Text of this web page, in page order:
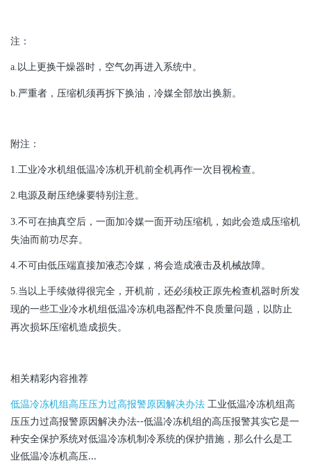
注：
a. 以上更换干燥器时，空气勿再进入系统中。
b. 严重者，压缩机须再拆下换油，冷媒全部放出换新。
附注：
1.工业冷水机组低温冷冻机开机前全机再作一次目视检查。
2.电源及耐压绝缘要特别注意。
3. 不可在抽真空后，一面加冷媒一面开动压缩机，如此会造成压缩机
失油而前功尽弃。
4. 不可由低压端直接加液态冷媒，将会造成液击及机械故障。
5. 当以上手续做得很完全，开机前，还必须校正原先检查机器时所发
现的一些工业冷水机组低温冷冻机电器配件不良质量问题，以防止
再次损坏压缩机造成损失 。
相关精彩内容推荐
低温冷冻机组高压压力过高报警原因解决办法 工业低温冷冻机组高
压压力过高报警原因解决办法--低温冷冻机组的高压报警其实它是一
种安全保护系统对低温冷冻机制冷系统的保护措施，那么什么是工
业低温冷冻机高压...